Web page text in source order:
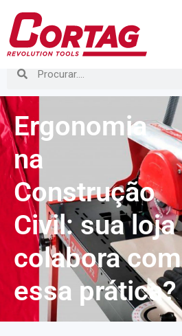
Ergonomia
na
Construção
Civil: sua loja
colabora com
essa prática?